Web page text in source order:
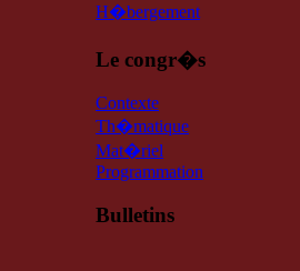
H�bergement
Le congr�s
Contexte
Th�matique
Mat�riel
Programmation
Bulletins